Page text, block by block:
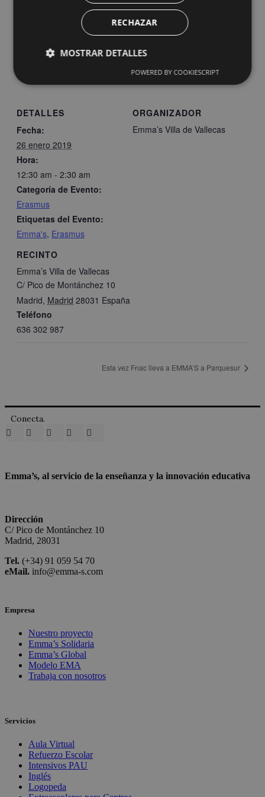
Añadir al calendario
DETALLES
Fecha:
26 enero 2019
Hora:
12:30 am - 2:30 am
Categoría de Evento:
Erasmus
Etiquetas del Evento:
Emma's, Erasmus
RECINTO
Emma’s Villa de Vallecas
C/ Pico de Montánchez 10
Madrid, Madrid 28031 España
Teléfono
636 302 987
ORGANIZADOR
Emma’s Villa de Vallecas
Esta vez Fnac lleva a EMMA’S a Parquesur
Conecta.
Emma’s, al servicio de la enseñanza y la innovación educativa
Dirección
C/ Pico de Montánchez 10
Madrid, 28031
Tel. (+34) 91 059 54 70
eMail. info@emma-s.com
Empresa
Nuestro proyecto
Emma’s Solidaria
Emma’s Global
Modelo EMA
Trabaja con nosotros
Servicios
Aula Virtual
Refuerzo Escolar
Intensivos PAU
Inglés
Logopeda
RECHAZAR
MOSTRAR DETALLES
POWERED BY COOKIESCRIPT